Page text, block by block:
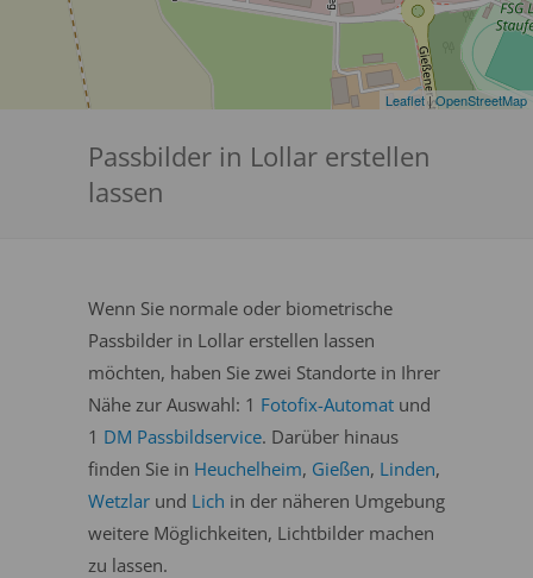
Leaflet|OpenStreetMap
Passbilder in Lollar erstellen
lassen
Wenn Sie normale oder biometrische
Passbilder in Lollar erstellen lassen
möchten, haben Sie zwei Standorte in Ihrer
Nähe zur Auswahl: 1 Fotofix-Automat und
1 DM Passbildservice. Darüber hinaus
finden Sie in Heuchelheim, Gießen, Linden,
Wetzlar und Lich in der näheren Umgebung
weitere Möglichkeiten, Lichtbilder machen
zu lassen.